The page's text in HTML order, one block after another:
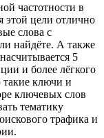
частотности в
этой цели отлично
слова с
найдёте. А также
5
и более лёгкого
ключи и
ключевых слов
тематику
трафика и